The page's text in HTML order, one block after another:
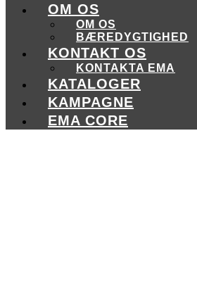
OM OS
OM OS
BÆREDYGTIGHED
KONTAKT OS
KONTAKTA EMA
KATALOGER
KAMPAGNE
EMA CORE